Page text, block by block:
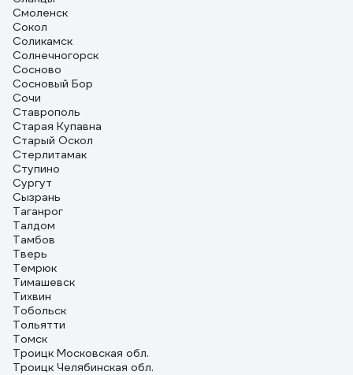
Смоленск
Сокол
Соликамск
Солнечногорск
Сосново
Сосновый Бор
Сочи
Ставрополь
Старая Купавна
Старый Оскол
Стерлитамак
Ступино
Сургут
Сызрань
Таганрог
Талдом
Тамбов
Тверь
Темрюк
Тимашевск
Тихвин
Тобольск
Тольятти
Томск
Троицк Московская обл.
Троицк Челябинская обл.